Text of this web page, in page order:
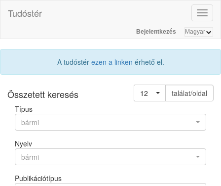
Tudóstér
Bejelentkezés
A tudóstér ezen a linken érhető el.
Összetett keresés 12
találat/oldal
Típus
bármi
Nyelv
bármi
Publikációtípus